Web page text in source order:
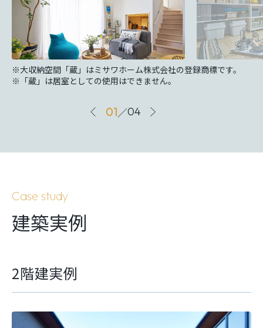
01／04
※大収納空間「蔵」はミサワホーム株式会社の登録商標です。
※「蔵」は居室としての使用はできません。
Case study
建築実例
2階建実例